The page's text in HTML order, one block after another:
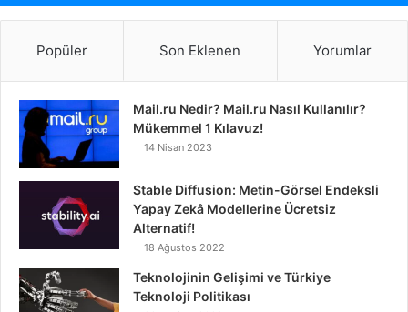
Popüler Son Eklenen Yorumlar
Mail.ru Nedir? Mail.ru Nasıl Kullanılır?
Mükemmel 1 Kılavuz!
14 Nisan 2023
Stable Diffusion: Metin-Görsel Endeksli
Yapay Zekâ Modellerine Ücretsiz
Alternatif!
18 Ağustos 2022
Teknolojinin Gelişimi ve Türkiye
Teknoloji Politikası